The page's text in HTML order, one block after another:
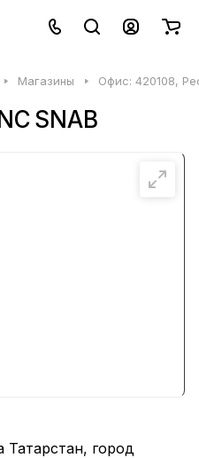
Магазины Офис: 420108,
SNAB
Татарстан, город